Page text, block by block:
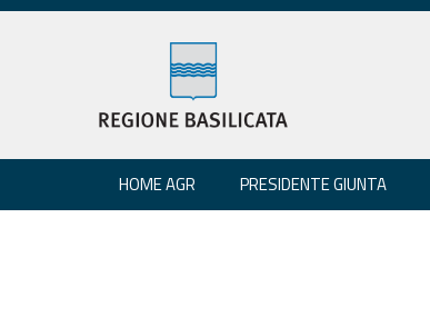
HOME AGR PRESIDENTE GIUNTA